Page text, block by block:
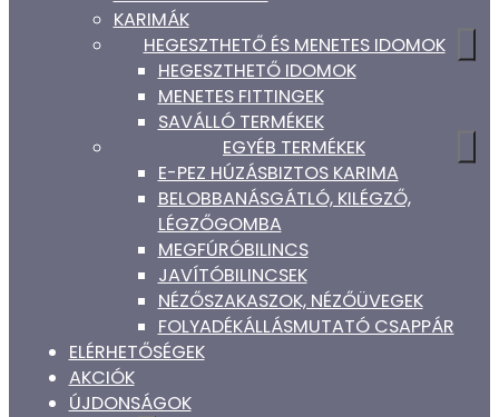
KARIMÁK
HEGESZTHETŐ ÉS MENETES IDOMOK
HEGESZTHETŐ IDOMOK
MENETES FITTINGEK
SAVÁLLÓ TERMÉKEK
EGYÉB TERMÉKEK
E-PEZ HÚZÁSBIZTOS KARIMA
BELOBBANÁSGÁTLÓ, KILÉGZŐ,
LÉGZŐGOMBA
MEGFÚRÓBILINCS
JAVÍTÓBILINCSEK
NÉZŐSZAKASZOK, NÉZŐÜVEGEK
FOLYADÉKÁLLÁSMUTATÓ CSAPPÁR
ELÉRHETŐSÉGEK
AKCIÓK
ÚJDONSÁGOK